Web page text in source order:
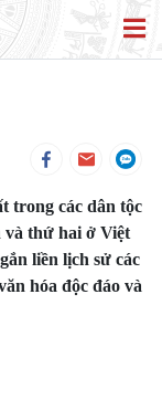
trong các dân tộc
và thứ hai ở Việt
liền lịch sử các
hóa độc đáo và